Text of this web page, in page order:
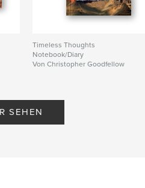
Timeless Thoughts
Notebook/Diary
Von Christopher Goodfellow
SEHEN